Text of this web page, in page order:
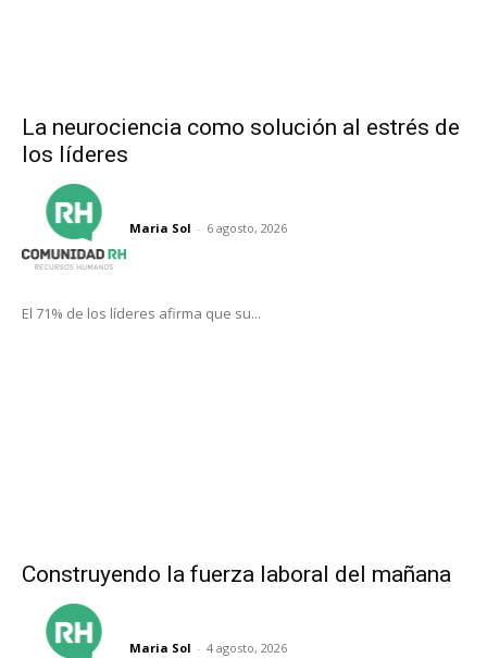
La neurociencia como solución al estrés de
los líderes
Maria Sol - 6 agosto, 2026
El 71% de los líderes afirma que su...
Construyendo la fuerza laboral del mañana
Maria Sol - 4 agosto, 2026